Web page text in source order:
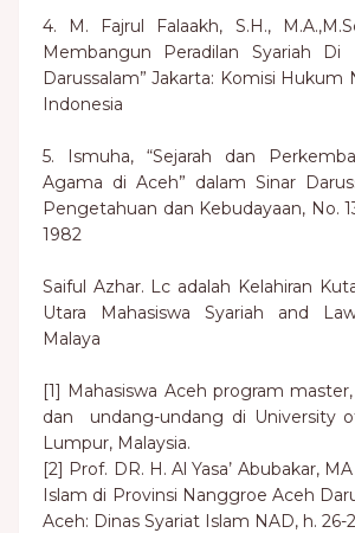
4. M. Fajrul Falaakh, S.H.,
Membangun Peradilan Syariah Di
Darussalam” Jakarta: Komisi Hukum
Indonesia
5. Ismuha, “Sejarah dan
Agama di Aceh” dalam Sinar
Pengetahuan dan Kebudayaan, No.
1982
Saiful Azhar. Lc adalah Kelahiran
Utara Mahasiswa Syariah and
Malaya
[1] Mahasiswa Aceh program
dan undang-undang di University
Lumpur, Malaysia.
[2] Prof. DR. H. Al Yasa’ Abubakar,
Islam di Provinsi Nanggroe Aceh
Aceh: Dinas Syariat Islam NAD, h. 26-